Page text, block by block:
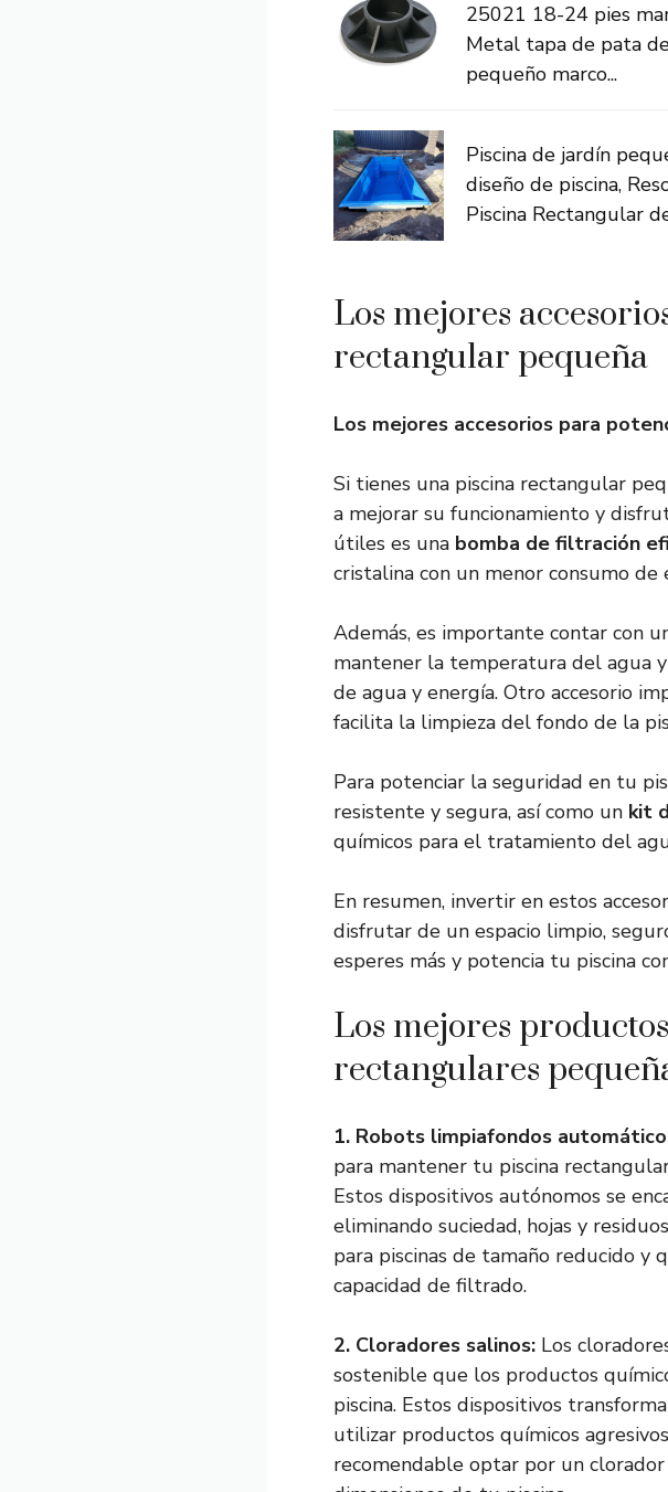
25021 18-24 pies
Metal tapa de pata
pequeño marco...
Piscina de jardín
diseño de piscina,
Piscina Rectangular
Los mejores
rectangular pequeña
Los mejores accesorios para
Si tienes una piscina rectangular
a mejorar su funcionamiento y
útiles es una bomba de filtración
cristalina con un menor consumo de
Además, es importante contar con
mantener la temperatura del agua
de agua y energía. Otro accesorio
facilita la limpieza del fondo de la
Para potenciar la seguridad en tu
resistente y segura, así como un kit
químicos para el tratamiento del
En resumen, invertir en estos
disfrutar de un espacio limpio,
esperes más y potencia tu piscina
Los mejores
rectangulares
1. Robots limpiafondos
para mantener tu piscina
Estos dispositivos autónomos se
eliminando suciedad, hojas y
para piscinas de tamaño reducido y
capacidad de filtrado.
2. Cloradores salinos: Los
sostenible que los productos
piscina. Estos dispositivos
utilizar productos químicos
recomendable optar por un